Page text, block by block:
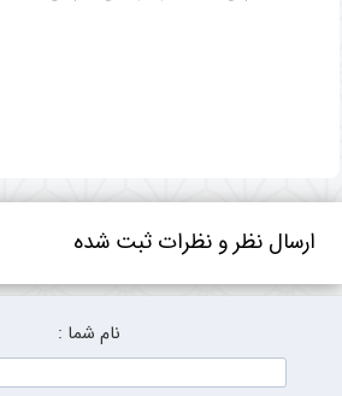
ارسال نظر و نظرات ثبت شده
نام شما :